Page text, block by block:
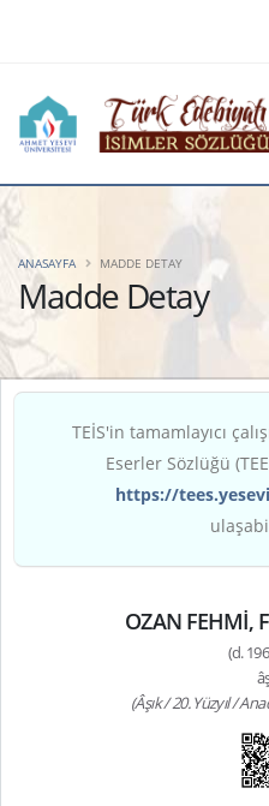
Madde Detay
ANASAYFA MADDE DETAY
TEİS'in tamamlayıcı
Eserler Sözlüğü
https://
OZAN FEHMİ,
(d.
(Âşık / 20. Yüzyıl /